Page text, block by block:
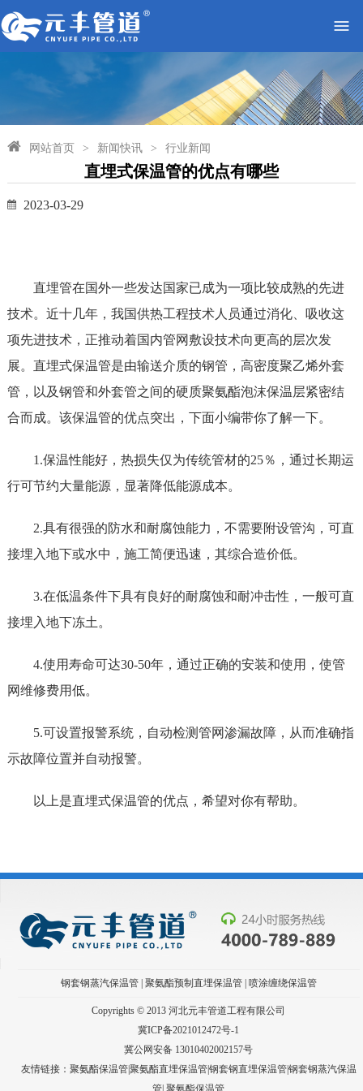
网站首页 > 新闻快讯 > 行业新闻
直埋式保温管的优点有哪些
2023-03-29
直埋管在国外一些发达国家已成为一项比较成熟的先进
技术。近十几年，我国供热工程技术人员通过消化、吸收这
项先进技术，正推动着国内管网敷设技术向更高的层次发
展。直埋式保温管是由输送介质的钢管，高密度聚乙烯外套
管，以及钢管和外套管之间的硬质聚氨酯泡沫保温层紧密结
合而成。该保温管的优点突出，下面小编带你了解一下。
1.保温性能好，热损失仅为传统管材的25％，通过长期运
行可节约大量能源，显著降低能源成本。
2.具有很强的防水和耐腐蚀能力，不需要附设管沟，可直
接埋入地下或水中，施工简便迅速，其综合造价低。
3.在低温条件下具有良好的耐腐蚀和耐冲击性，一般可直
接埋入地下冻土。
4.使用寿命可达30-50年，通过正确的安装和使用，使管
网维修费用低。
5.可设置报警系统，自动检测管网渗漏故障，从而准确指
示故障位置并自动报警。
以上是直埋式保温管的优点，希望对你有帮助。
钢套钢蒸汽保温管| 聚氨酯预制直埋保温管| 喷涂缠绕保温管
Copyrights © 2013 河北元丰管道工程有限公司
冀ICP备2021012472号-1
冀公网安备 13010402002157号
友情链接：聚氨酯保温管|聚氨酯直埋保温管|钢套钢直埋保温管|钢套钢蒸汽保温
管|聚氨酯保温管